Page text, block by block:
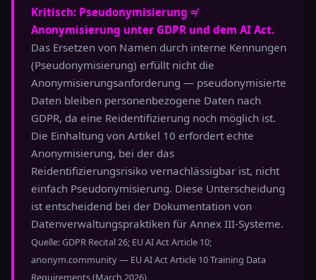
Kritisch: Pseudonymisierung ≠
Anonymisierung unter GDPR und dem AI Act.
Das Ersetzen von Namen durch interne Kennungen
(Pseudonymisierung) erfüllt nicht die
Anonymisierungsanforderung — pseudonymisierte
Daten bleiben personenbezogene Daten nach
GDPR, da eine Reidentifizierung noch möglich ist.
Die Einhaltung von Artikel 10 erfordert echte
Anonymisierung, bei der das
Reidentifizierungsrisiko vernachlässigbar ist, nicht
einfach Pseudonymisierung. Diese Unterscheidung
ist entscheidend bei der Dokumentation von
Datenverwaltungspraktiken für Annex III-Systeme.
Quelle: GDPR Recital 26; EU AI Act Article 10;
anonym.community — EU AI Act Article 10 Training Data
Requirements (March 2026)